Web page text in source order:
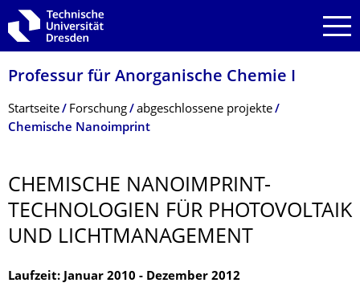
Zur Hauptnavigation springen
Zur Suche springen
Zum Inhalt springen
Professur für Anorganische Chemie I
Breadcrumb-Menü
Startseite Forschung
abgeschlossene projekte
Chemische Nanoimprint
CHEMISCHE NANOIMPRINT-
TECHNOLOGIEN FÜR PHOTOVOLTAIK
UND LICHTMANAGEMENT
Laufzeit: Januar 2010 - Dezember 2012